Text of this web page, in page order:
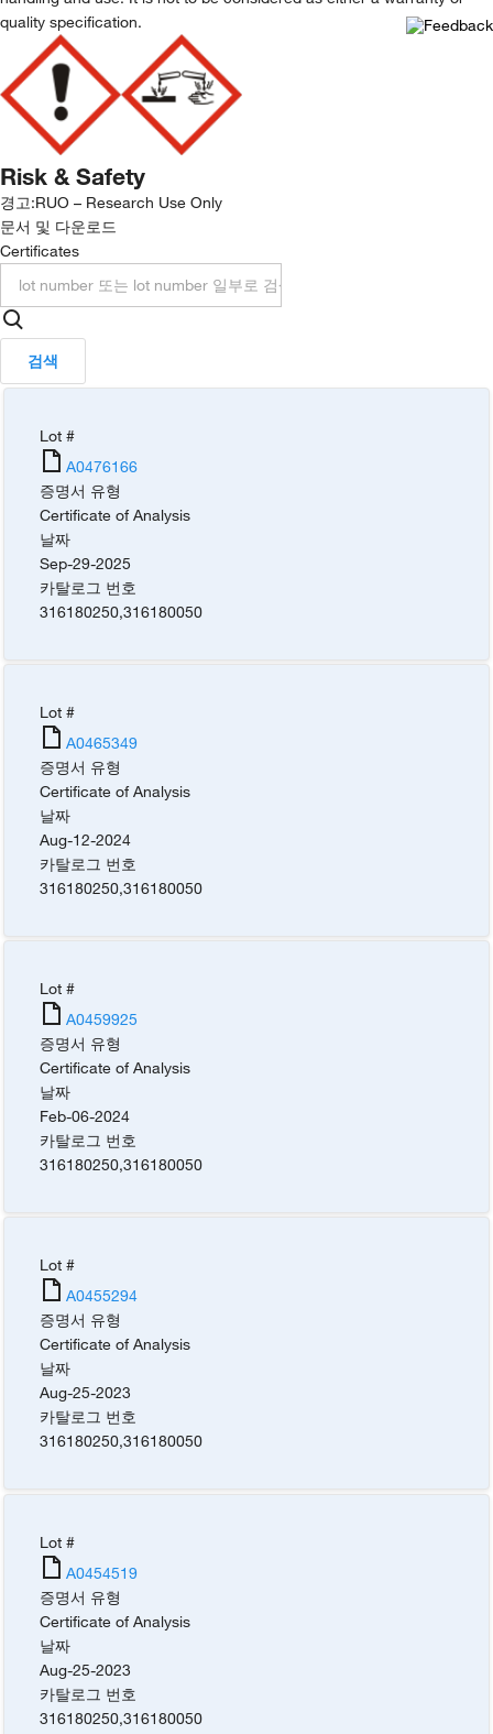
quality specification.
Risk & Safety
경고:RUO – Research Use Only
문서 및 다운로드
Certificates
검색
Lot #
A0476166
증명서 유형
Certificate of Analysis
날짜
Sep-29-2025
카탈로그 번호
316180250,316180050
Lot #
A0465349
증명서 유형
Certificate of Analysis
날짜
Aug-12-2024
카탈로그 번호
316180250,316180050
Lot #
A0459925
증명서 유형
Certificate of Analysis
날짜
Feb-06-2024
카탈로그 번호
316180250,316180050
Lot #
A0455294
증명서 유형
Certificate of Analysis
날짜
Aug-25-2023
카탈로그 번호
316180250,316180050
Lot #
A0454519
증명서 유형
Certificate of Analysis
날짜
Aug-25-2023
카탈로그 번호
316180250,316180050